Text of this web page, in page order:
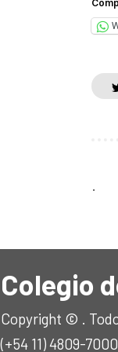
.
Colegio
Copyright © .
(+54 11) 4809-7000